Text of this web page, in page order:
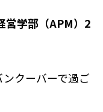
学部（APM）2
クーバーで過ご